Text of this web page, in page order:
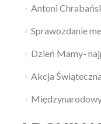
Antoni
Sprawozdanie
Dzień Mamy-
Akcja